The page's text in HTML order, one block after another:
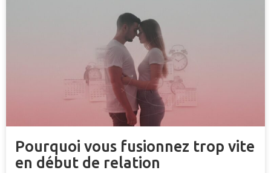
Pourquoi vous fusionnez trop vite
en début de relation